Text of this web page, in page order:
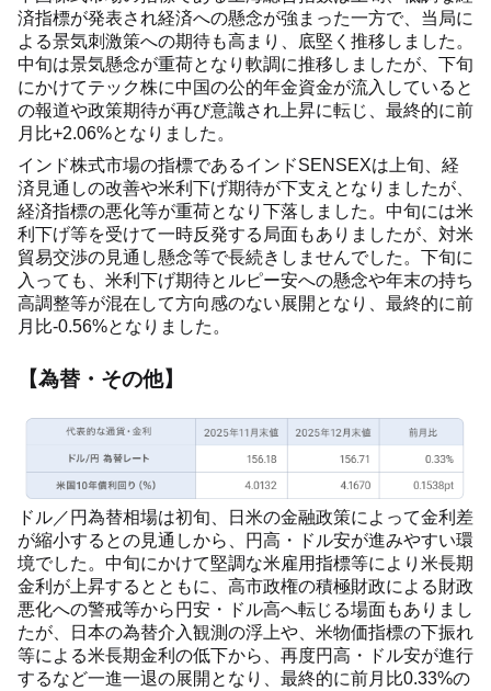
済指標が発表され経済への懸念が強まった一方で、当局に
よる景気刺激策への期待も高まり、底堅く推移しました。
中旬は景気懸念が重荷となり軟調に推移しましたが、下旬
にかけてテック株に中国の公的年金資金が流入していると
の報道や政策期待が再び意識され上昇に転じ、最終的に前
月比+2.06%となりました。
インド株式市場の指標であるインドSENSEXは上旬、経
済見通しの改善や米利下げ期待が下支えとなりましたが、
経済指標の悪化等が重荷となり下落しました。中旬には米
利下げ等を受けて一時反発する局面もありましたが、対米
貿易交渉の見通し懸念等で長続きしませんでした。下旬に
入っても、米利下げ期待とルピー安への懸念や年末の持ち
高調整等が混在して方向感のない展開となり、最終的に前
月比-0.56%となりました。
【為替・その他】
ドル／円為替相場は初旬、日米の金融政策によって金利差
が縮小するとの見通しから、円高・ドル安が進みやすい環
境でした。中旬にかけて堅調な米雇用指標等により米長期
金利が上昇するとともに、高市政権の積極財政による財政
悪化への警戒等から円安・ドル高へ転じる場面もありまし
たが、日本の為替介入観測の浮上や、米物価指標の下振れ
等による米長期金利の低下から、再度円高・ドル安が進行
するなど一進一退の展開となり、最終的に前月比0.33%の